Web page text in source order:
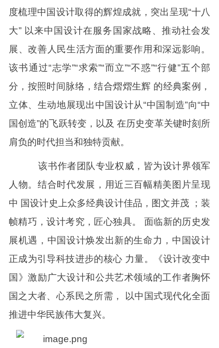
度梳理中国设计取得的辉煌成就，突出呈现“十八
大” 以来中国设计在服务国家战略、推动社会发
展、改善人民生活方面的重要作用和深远影响。
该书通过“志学”“求索”“而立”“不惑”“行健”五个部
分，按照时间脉络，结合熠熠生辉 的经典案例，
立体、生动地展现出中国设计从“中国制造”向“中
国创造”的飞跃转变，以及 在历史变革关键时刻所
肩负的时代担当和独特贡献。
该书作者团队专业权威，皆为设计界领军
人物。结合时代发展，用近三百幅精美图片呈现
中 国设计史上众多经典设计佳品，图文并茂 ；装
帧精巧，设计考究，匠心独具。 面临新的历史发
展机遇，中国设计焕发出新的生命力，中国设计
正成为引导科技进步的核心 力量。《设计改变中
国》激励广大设计和公共艺术领域的工作者胸怀
国之大者、心系民之所需， 以中国式现代化全面
推进中华民族伟大复兴。